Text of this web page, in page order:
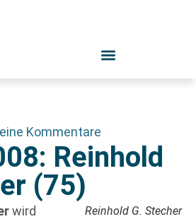
Kommentare
Reinhold
(75)
Reinhold G. Stecher
wird